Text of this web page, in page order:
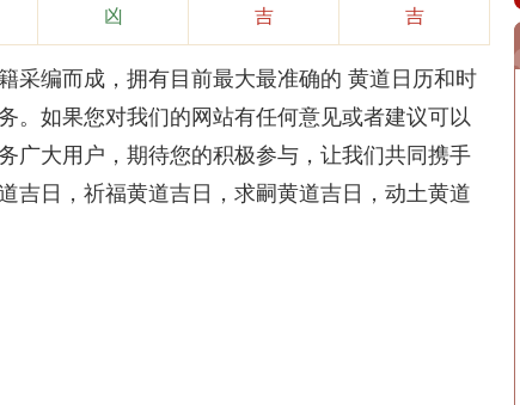
凶 吉 吉
编而成，拥有目前最大最准确的 黄道日历和时
。如果您对我们的网站有任何意见或者建议可以
广大用户，期待您的积极参与，让我们共同携手
吉日，祈福黄道吉日，求嗣黄道吉日，动土黄道